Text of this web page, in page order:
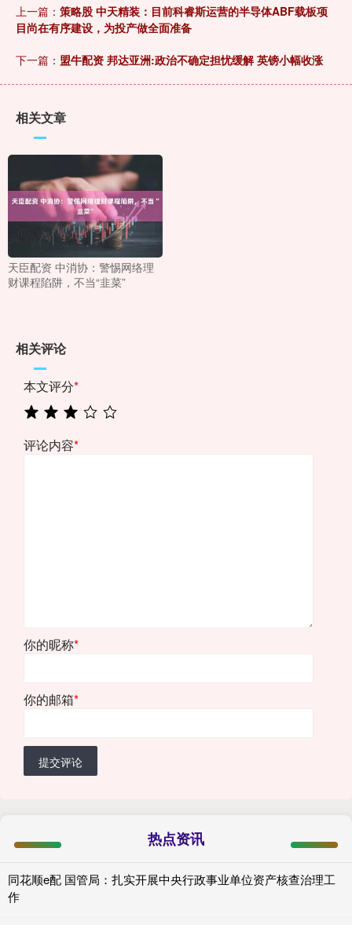
上一篇： 策略股 中天精装：目前科睿斯运营的半导体ABF载板项
目尚在有序建设，为投产做全面准备
下一篇： 盟牛配资 邦达亚洲:政治不确定担忧缓解 英镑小幅收涨
相关文章
天臣配资 中消协：警惕网络理
财课程陷阱，不当“韭菜”
相关评论
本文评分*
评论内容*
你的昵称*
你的邮箱*
提交评论
热点资讯
同花顺e配 国管局：扎实开展中央行政事业单位资产核查治理工
作